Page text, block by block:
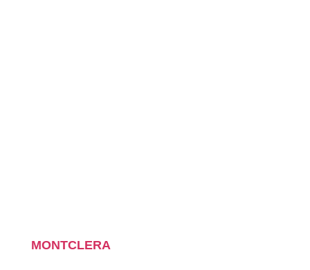
MONTCLERA